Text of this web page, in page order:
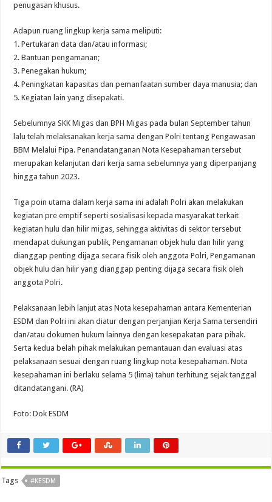
penugasan khusus.
Adapun ruang lingkup kerja sama meliputi:
1. Pertukaran data dan/atau informasi;
2. Bantuan pengamanan;
3. Penegakan hukum;
4. Peningkatan kapasitas dan pemanfaatan sumber daya manusia; dan
5. Kegiatan lain yang disepakati.
Sebelumnya SKK Migas dan BPH Migas pada bulan September tahun
lalu telah melaksanakan kerja sama dengan Polri tentang Pengawasan
BBM Melalui Pipa. Penandatanganan Nota Kesepahaman tersebut
merupakan kelanjutan dari kerja sama sebelumnya yang diperpanjang
hingga tahun 2023.
Tiga poin utama dalam kerja sama ini adalah Polri akan melakukan
kegiatan pre emptif seperti sosialisasi kepada masyarakat terkait
kegiatan hulu dan hilir migas, sehingga aktivitas di sektor tersebut
mendapat dukungan publik, Pengamanan objek hulu dan hilir yang
dianggap penting dijaga secara fisik oleh anggota Polri, Pengamanan
objek hulu dan hilir yang dianggap penting dijaga secara fisik oleh
anggota Polri.
Pelaksanaan lebih lanjut atas Nota kesepahaman antara Kementerian
ESDM dan Polri ini akan diatur dengan perjanjian Kerja Sama tersendiri
dan/atau dokumen hukum lainnya dengan kesepakatan para pihak.
Serta kedua belah pihak melakukan pemantauan dan evaluasi atas
pelaksanaan sesuai dengan ruang lingkup nota kesepahaman. Nota
kesepahaman ini berlaku selama 5 (lima) tahun terhitung sejak tanggal
ditandatangani. (RA)
Foto: Dok ESDM
Tags #KESDM